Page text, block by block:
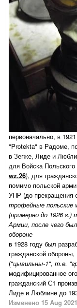
первоначально, в
"Protekta" в Радоме,
в Зегже, Лиде и
для Войска
wz.26), для
помимо польской
УНР (до прекращения
трофейные польские
(примерно до 1926 г.)
Армии, после чего
обороне
в 1928 году был
гражданской
("цывильны-1", т.е.
модифицированное
гражданский С1
Лиде и Люблине до
Изменено 15 Aug 2021